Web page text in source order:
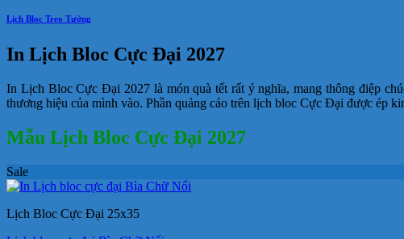
Lịch Bloc Treo Tường
In Lịch Bloc Cực Đại 2027
In Lịch Bloc Cực Đại 2027 là món quà tết rất ý nghĩa, mang thông điệp
thương hiệu của mình vào. Phần quảng cáo trên lịch bloc Cực Đại được ép
Mẫu Lịch Bloc Cực Đại 2027
Sale
Lịch Bloc Cực Đại 25x35